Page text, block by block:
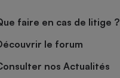
faire en cas de litige ?
le forum
nos Actualités